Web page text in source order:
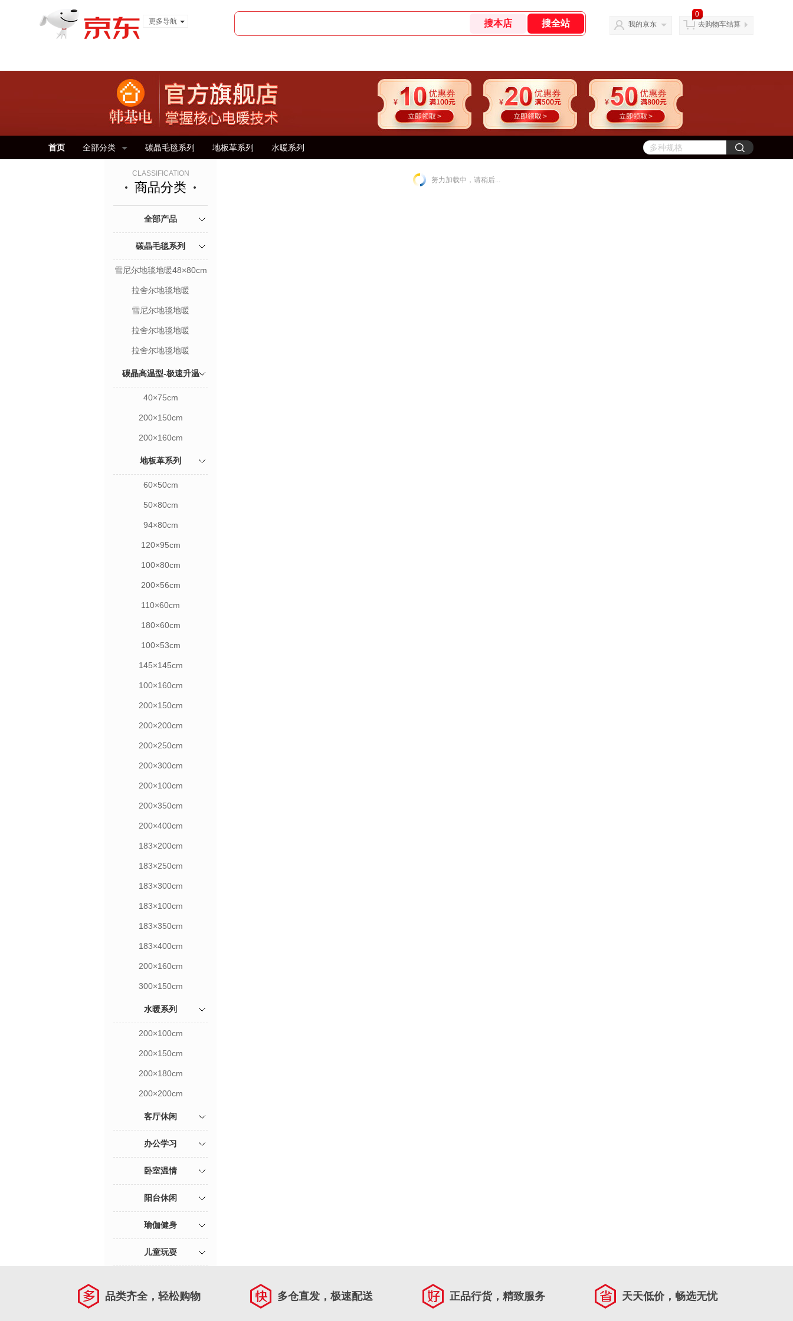
更多导航
我的京东
0
去购物车结算
首页 全部分类 碳晶毛毯系列 地板革系列 水暖系列
CLASSIFICATION
商品分类
全部产品
碳晶毛毯系列
雪尼尔地毯地暖48×80cm
拉舍尔地毯地暖
160×230cm
雪尼尔地毯地暖
200×290cm
拉舍尔地毯地暖
200×140cm
拉舍尔地毯地暖
碳晶高温型-极速升温
40×75cm
200×150cm
200×160cm
地板革系列
60×50cm
50×80cm
94×80cm
120×95cm
100×80cm
200×56cm
110×60cm
180×60cm
100×53cm
145×145cm
100×160cm
200×150cm
200×200cm
200×250cm
200×300cm
200×100cm
200×350cm
200×400cm
183×200cm
183×250cm
183×300cm
183×100cm
183×350cm
183×400cm
200×160cm
300×150cm
水暖系列
200×100cm
200×150cm
200×180cm
200×200cm
客厅休闲
办公学习
卧室温情
阳台休闲
瑜伽健身
儿童玩耍
努力加载中，请稍后...
品类齐全，轻松购物 多仓直发，极速配送 正品行货，精致服务 天天低价，畅选无忧